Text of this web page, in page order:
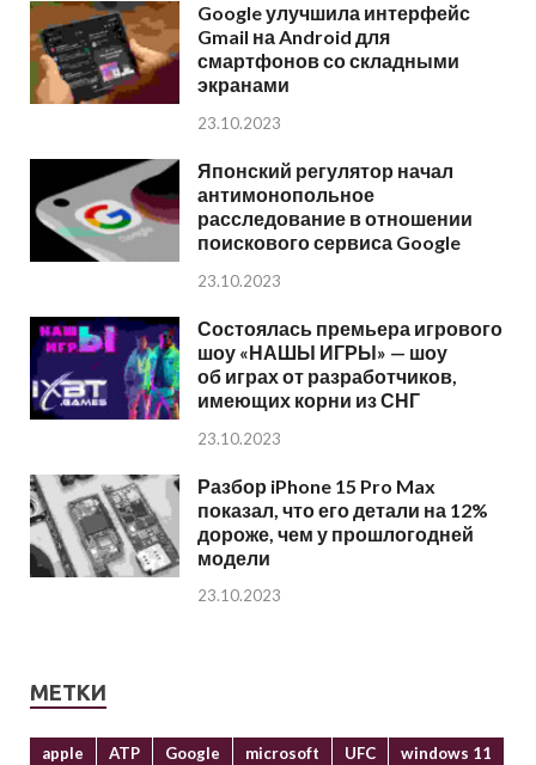
Google улучшила интерфейс
Gmail на Android для
смартфонов со складными
экранами
23.10.2023
Японский регулятор начал
антимонопольное
расследование в отношении
поискового сервиса Google
23.10.2023
Состоялась премьера игрового
шоу «НАШЫ ИГРЫ» — шоу
об играх от разработчиков,
имеющих корни из СНГ
23.10.2023
Разбор iPhone 15 Pro Max
показал, что его детали на 12%
дороже, чем у прошлогодней
модели
23.10.2023
МЕТКИ
apple ATP Google microsoft UFC
windows 11